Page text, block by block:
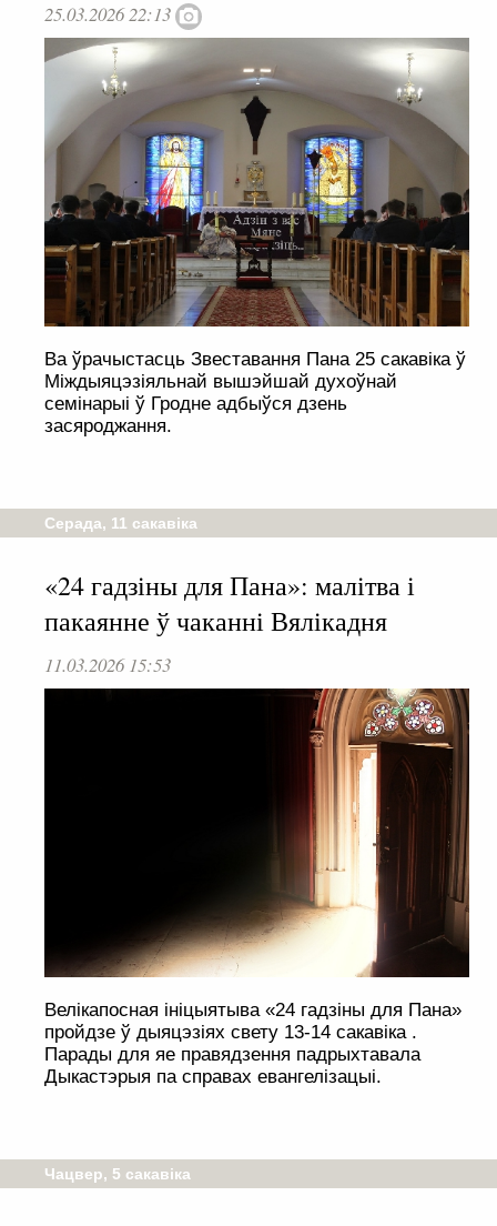
25.03.2026 22:13
Ва ўрачыстасць Звеставання Пана 25 сакавіка ў
Міждыяцэзіяльнай вышэйшай духоўнай
семінарыі ў Гродне адбыўся дзень
засяроджання.
Серада, 11 сакавіка
«24 гадзіны для Пана»: малітва і
пакаянне ў чаканні Вялікадня
11.03.2026 15:53
Велікапосная ініцыятыва «24 гадзіны для Пана»
пройдзе ў дыяцэзіях свету 13-14 сакавіка .
Парады для яе правядзення падрыхтавала
Дыкастэрыя па справах евангелізацыі.
Чацвер, 5 сакавіка